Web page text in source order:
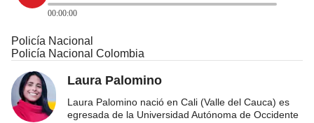
00:00:00
Policía Nacional
Policía Nacional Colombia
Laura Palomino
Laura Palomino nació en Cali (Valle del Cauca) es
egresada de la Universidad Autónoma de Occidente